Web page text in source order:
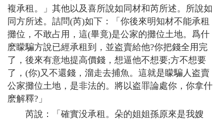
複承租。」其他以及喜所說如同材和芮所述。所說如
同方所述。詰問(芮)如下：「你後來明知材不能承租
攤位，不敢占用，這(畢竟)是公家的攤位土地。爲什
麽矇騙方說已經承租到，並盗賣給他?你把錢全用完
了，後來有意地提高價錢，想逼他不想要;方不想要
了，(你)又不還錢，溜走去捕魚。這就是矇騙人盗賣
公家攤位土地，是非法的。將以盗罪論處你，你拿什
麽解釋?」
芮說：「確實没承租。朵的姐姐孫原來是我嫂